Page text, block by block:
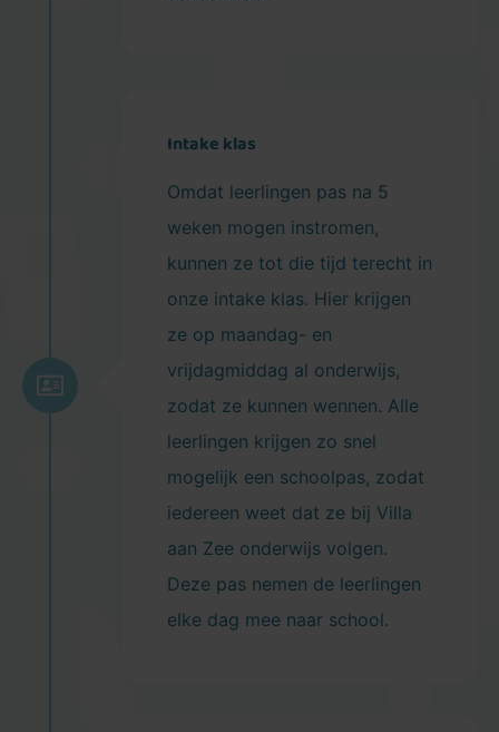
Intake klas
Omdat leerlingen pas na 5
weken mogen instromen,
kunnen ze tot die tijd terecht in
onze intake klas. Hier krijgen
ze op maandag- en
vrijdagmiddag al onderwijs,
zodat ze kunnen wennen. Alle
leerlingen krijgen zo snel
mogelijk een schoolpas, zodat
iedereen weet dat ze bij Villa
aan Zee onderwijs volgen.
Deze pas nemen de leerlingen
elke dag mee naar school.